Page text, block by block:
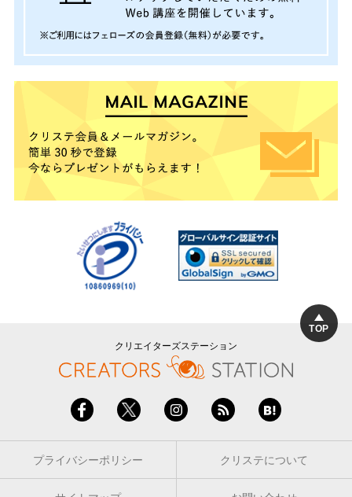
TOP
クリエイターズステーション
プライバシーポリシー クリステについて